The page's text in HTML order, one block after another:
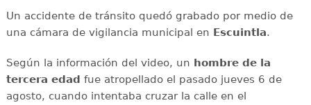
Un accidente de tránsito quedó grabado por medio de
una cámara de vigilancia municipal en Escuintla.
Según la información del video, un hombre de la
tercera edad fue atropellado el pasado jueves 6 de
agosto, cuando intentaba cruzar la calle en el